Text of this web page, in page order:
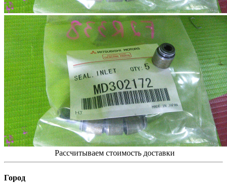
Рассчитываем стоимость доставки
Город